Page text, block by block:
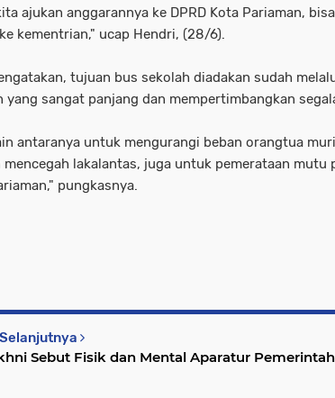
ajukan anggarannya ke DPRD Kota Pariaman,
kementrian," ucap Hendri, (28/6).
tujuan bus sekolah diadakan sudah
yang sangat panjang dan mempertimbangkan
antaranya untuk mengurangi beban orangtua
mencegah lakalantas, juga untuk pemerataan mutu
pungkasnya.
Sebut Fisik dan Mental Aparatur